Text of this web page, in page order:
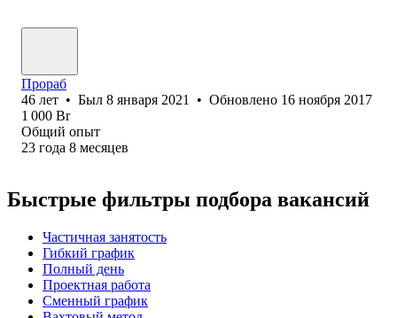
Прораб
46 лет • Был 8 января 2021 • Обновлено 16 ноября 2017
1 000 Br
Общий опыт
23 года 8 месяцев
Быстрые фильтры подбора вакансий
Частичная занятость
Гибкий график
Полный день
Проектная работа
Сменный график